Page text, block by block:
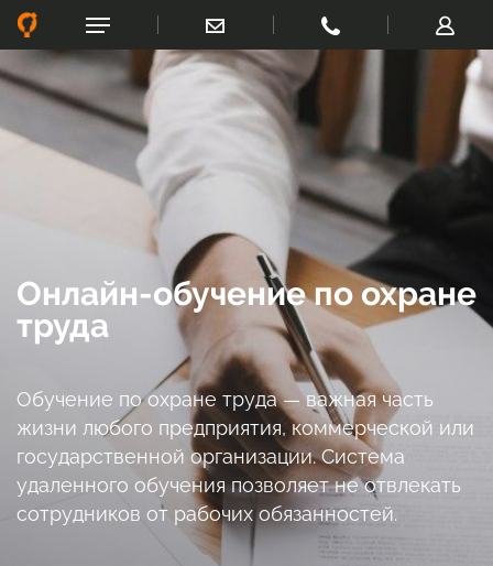
Онлайн-обучение по охране
труда
Обучение по охране труда — важная часть
жизни любого предприятия, коммерческой или
государственной организации. Система
удаленного обучения позволяет не отвлекать
сотрудников от рабочих обязанностей.